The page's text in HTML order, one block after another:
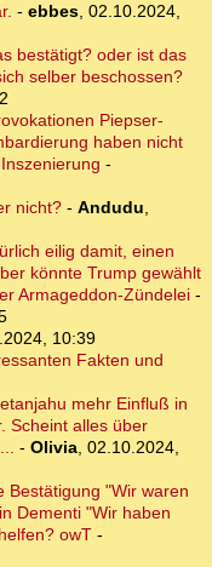
- ebbes, 02.10.2024,
bestätigt? oder ist das
selber beschossen?
Piepser-
haben nicht
-
nicht?- Andudu,
eilig damit, einen
könnte Trump gewählt
Armageddon-Zündelei -
10:39
Fakten und
mehr Einfluß in
Scheint alles über
- Olivia, 02.10.2024,
Bestätigung "Wir waren
Dementi "Wir haben
owT -